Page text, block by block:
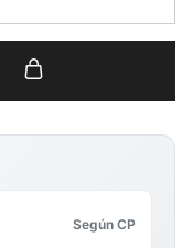
Según CP